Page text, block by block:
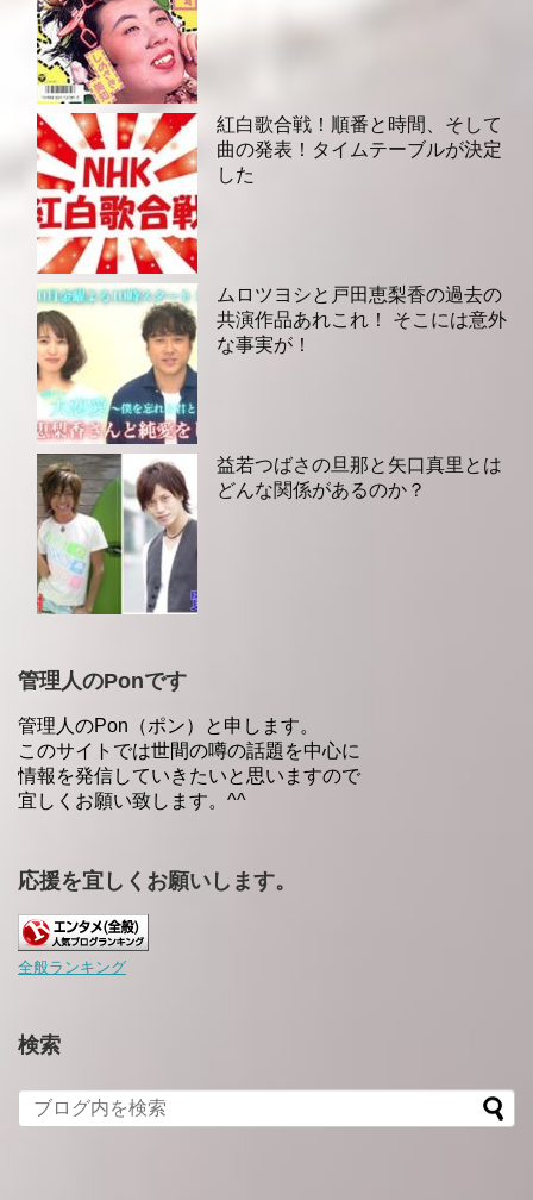
紅白歌合戦！順番と時間、そして
曲の発表！タイムテーブルが決定
した
ムロツヨシと戸田恵梨香の過去の
共演作品あれこれ！ そこには意外
な事実が！
益若つばさの旦那と矢口真里とは
どんな関係があるのか？
管理人のPonです
管理人のPon（ポン）と申します。
このサイトでは世間の噂の話題を中心に
情報を発信していきたいと思いますので
宜しくお願い致します。^^
応援を宜しくお願いします。
全般ランキング
検索